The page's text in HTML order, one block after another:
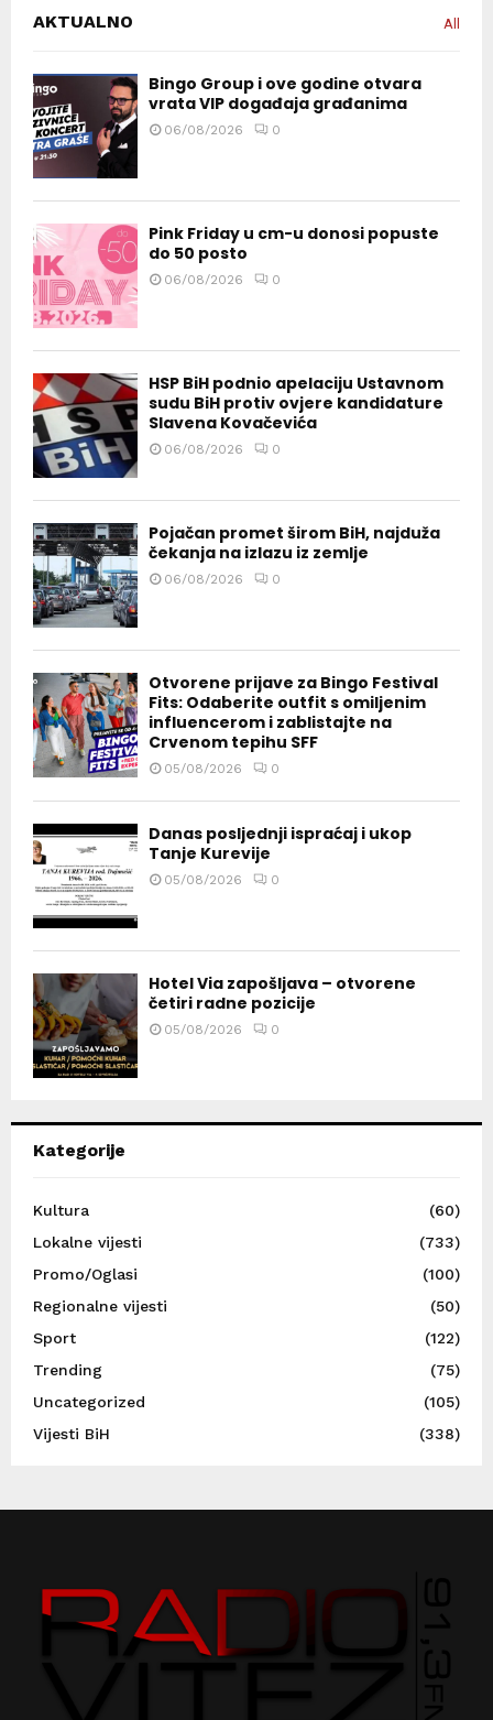
AKTUALNO All
Bingo Group i ove godine otvara
vrata VIP događaja građanima
06/08/2026 0
Pink Friday u cm-u donosi popuste
do 50 posto
06/08/2026 0
HSP BiH podnio apelaciju Ustavnom
sudu BiH protiv ovjere kandidature
Slavena Kovačevića
06/08/2026 0
Pojačan promet širom BiH, najduža
čekanja na izlazu iz zemlje
06/08/2026 0
Otvorene prijave za Bingo Festival
Fits: Odaberite outfit s omiljenim
influencerom i zablistajte na
Crvenom tepihu SFF
05/08/2026 0
Danas posljednji ispraćaj i ukop
Tanje Kurevije
05/08/2026 0
Hotel Via zapošljava – otvorene
četiri radne pozicije
05/08/2026 0
Kategorije
Kultura
(60)
Lokalne vijesti
(733)
Promo/Oglasi
(100)
Regionalne vijesti
(50)
Sport
(122)
Trending
(75)
Uncategorized
(105)
Vijesti BiH
(338)